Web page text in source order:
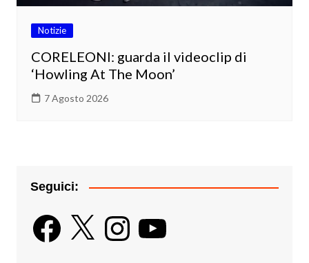
Notizie
CORELEONI: guarda il videoclip di
‘Howling At The Moon’
7 Agosto 2026
Seguici:
Facebook
X InstagramYouTube